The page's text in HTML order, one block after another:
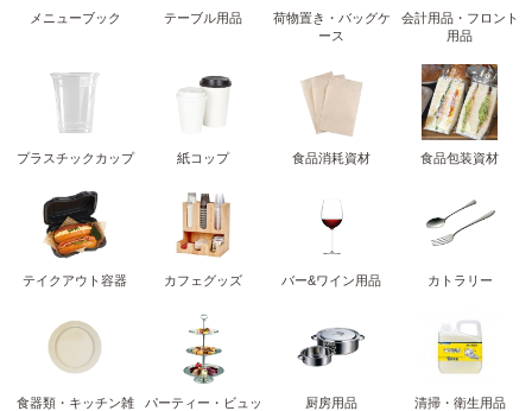
メニューブック テーブル用品
荷物置き・バッグケ
ース
会計用品・フロント
用品
プラスチックカップ 紙コップ 食品消耗資材 食品包装資材
テイクアウト容器 カフェグッズ バー&ワイン用品 カトラリー
食器類・キッチン雑
パーティー・ビュッ
厨房用品 清掃・衛生用品